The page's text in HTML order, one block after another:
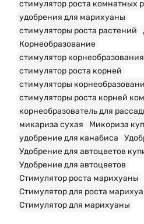
стимулятор роста комнатных
удобрения для марихуаны
стимуляторы роста растений
Корнеобразование
стимулятор
стимулятор роста корней
стимуляторы
стимуляторы роста корней
корнеобразователь для
микариза сухая
Микориза
удобрение для канабиса
Удобрение для автоцветов
Удобрение для автоцветов
Стимулятор роста марихуаны
Стимулятор для роста
Стимулятор для марихуаны